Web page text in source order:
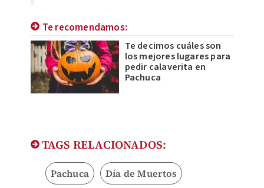
Te recomendamos:
Te decimos cuáles son
los mejores lugares para
pedir calaverita en
Pachuca
TAGS RELACIONADOS:
Pachuca Día de Muertos